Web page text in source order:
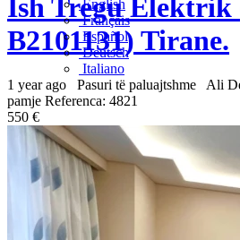
English
Français
Español
Deutsch
Italiano
Ish Tregu Elektrik
B2101131) Tirane.
1 year ago Pasuri të paluajtshme Ali
pamje Referenca: 4821
550 €